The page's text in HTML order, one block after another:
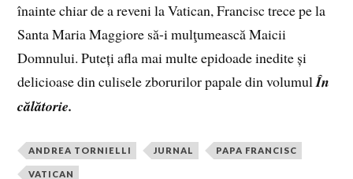
înainte chiar de a reveni la Vatican, Francisc trece pe la
Santa Maria Maggiore să-i mulţumească Maicii
Domnului. Puteți afla mai multe epidoade inedite și
delicioase din culisele zborurilor papale din volumulÎn
călătorie.
ANDREA TORNIELLI JURNAL PAPA FRANCISC
VATICAN